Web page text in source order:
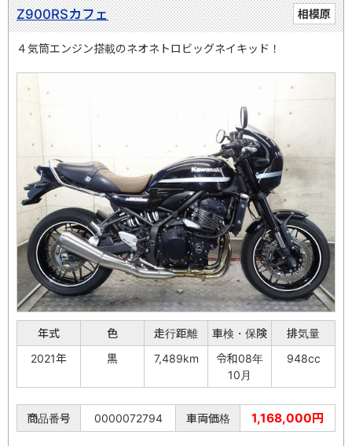
相模原
Z900RSカフェ
４気筒エンジン搭載のネオネトロビッグネイキッド！
年式 色 走行距離 車検・保険
排気量
2021年
黒 7,489km
令和08年
10月
948cc
商品番号 0000072794 車両価格 1,168,000円